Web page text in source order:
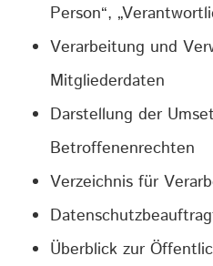
Person“,
Verarbeitung und
Mitgliederdaten
Darstellung der
Betroffenenrechten
Verzeichnis für
Überblick zur